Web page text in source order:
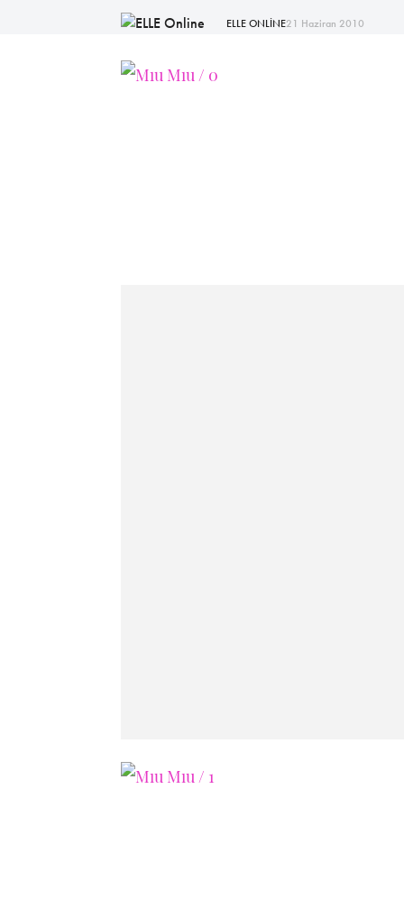
ELLE ONLİNE21 Haziran 2010